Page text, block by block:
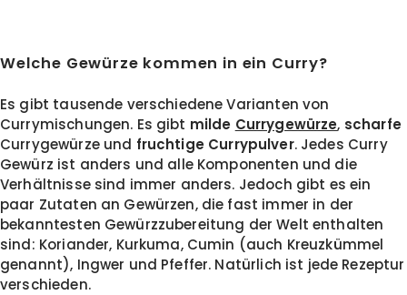
Welche Gewürze kommen in ein Curry?
Es gibt tausende verschiedene Varianten von
Currymischungen. Es gibt milde Currygewürze, scharfe
Currygewürze und fruchtige Currypulver. Jedes Curry
Gewürz ist anders und alle Komponenten und die
Verhältnisse sind immer anders. Jedoch gibt es ein
paar Zutaten an Gewürzen, die fast immer in der
bekanntesten Gewürzzubereitung der Welt enthalten
sind: Koriander, Kurkuma, Cumin (auch Kreuzkümmel
genannt), Ingwer und Pfeffer. Natürlich ist jede Rezeptur
verschieden.